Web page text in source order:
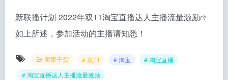
新联播计划-2022年双11淘宝直播达人主播流量激励
如上所述，参加活动的主播请知悉！
卖家干货 # 双11 # 淘宝
# 淘宝直播
# 淘宝直播达人主播流量激励